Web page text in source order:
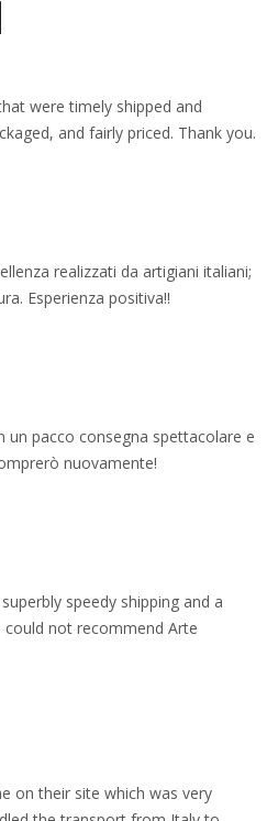
were timely shipped and
and fairly priced. Thank you.
realizzati da artigiani italiani;
Esperienza positiva!!
un pacco consegna spettacolare e
nuovamente!
speedy shipping and a
not recommend Arte
on their site which was very